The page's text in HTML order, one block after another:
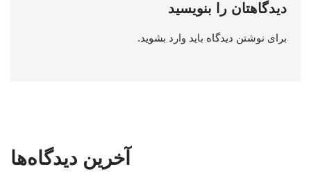
دیدگاهتان را بنویسید
برای نوشتن دیدگاه باید وارد بشوید.
آخرین دیدگاه‌ها